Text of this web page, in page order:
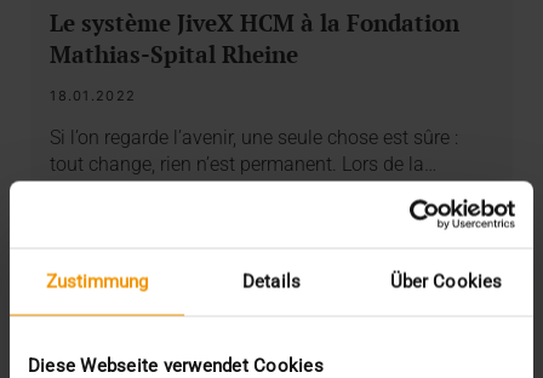
Zustimmung Details Über Cookies
Diese Webseite verwendet Cookies
Le système JiveX HCM à la Fondation
Mathias-Spital Rheine
18.01.2022
Si l’on regarde l’avenir, une seule chose est sûre :
tout change, rien n’est permanent. Lors de la…
EN SAVOIR PLUS